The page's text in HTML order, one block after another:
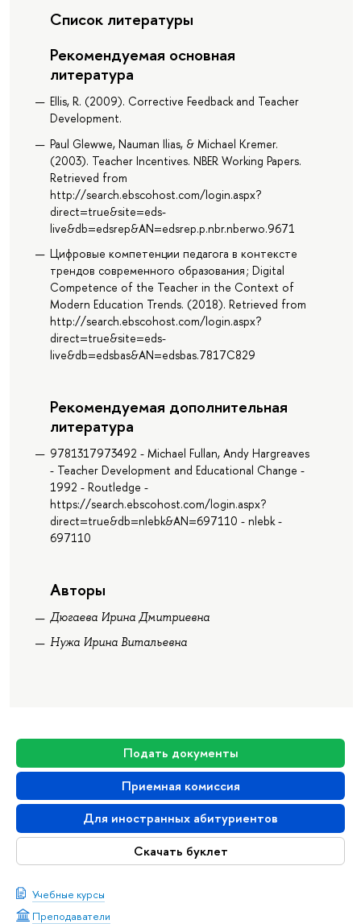
Подать документы
Приемная комиссия
Для иностранных абитуриентов
Скачать буклет
Учебные курсы
Преподаватели
Список литературы
Рекомендуемая основная
литература
Ellis, R. (2009). Corrective Feedback and Teacher
Development.
Paul Glewwe, Nauman Ilias, & Michael Kremer.
(2003). Teacher Incentives. NBER Working Papers.
Retrieved from
http://search.ebscohost.com/login.aspx?
direct=true&site=eds-
live&db=edsrep&AN=edsrep.p.nbr.nberwo.9671
Цифровые компетенции педагога в контексте
трендов современного образования ; Digital
Competence of the Teacher in the Context of
Modern Education Trends. (2018). Retrieved from
http://search.ebscohost.com/login.aspx?
direct=true&site=eds-
live&db=edsbas&AN=edsbas.7817C829
Рекомендуемая дополнительная
литература
9781317973492 - Michael Fullan, Andy Hargreaves
- Teacher Development and Educational Change -
1992 - Routledge -
https://search.ebscohost.com/login.aspx?
direct=true&db=nlebk&AN=697110 - nlebk -
697110
Авторы
Дюгаева Ирина Дмитриевна
Нужа Ирина Витальевна